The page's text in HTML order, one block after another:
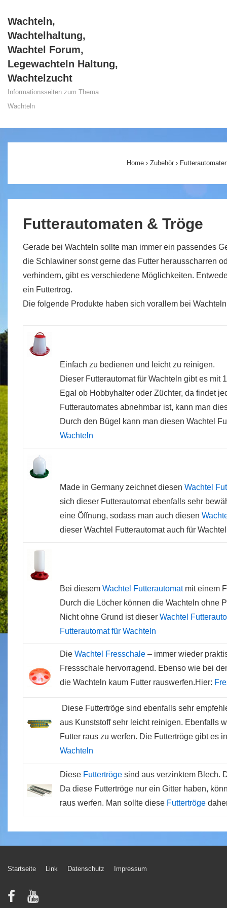
Zum
Inhalt
Wachteln,
Wachtelhaltung,
Wachtel Forum,
Legewachteln Haltung,
Wachtelzucht
Informationsseiten zum Thema
Wachteln
Home › Zubehör ›
Futterautomaten & Tröge
Gerade bei Wachteln sollte man immer ein passendes
die Schlawiner sonst gerne das Futter herausscharren
verhindern, gibt es verschiedene Möglichkeiten.
ein Futtertrog.
Die folgende Produkte haben sich vorallem bei
Einfach zu bedienen und leicht zu reinigen.
Dieser Futterautomat für Wachteln gibt es
Egal ob Hobbyhalter oder Züchter, da findet
Futterautomates abnehmbar ist, kann man
Durch den Bügel kann man diesen Wachtel
Wachteln
Made in Germany zeichnet diesen Wachtel
sich dieser Futterautomat ebenfalls sehr
eine Öffnung, sodass man auch diesen
dieser Wachtel Futterautomat auch für
Bei diesem Wachtel Futterautomatmit einem
Durch die Löcher können die Wachteln ohne
Nicht ohne Grund ist dieser Wachtel
Futterautomat für Wachteln
Die Wachtel Fresschale – immer wieder
Fressschale hervorragend. Ebenso wie bei
die Wachteln kaum Futter rauswerfen.Hier:
Diese Futtertröge sind ebenfalls sehr
aus Kunststoff sehr leicht reinigen. Ebenfalls
Futter raus zu werfen. Die Futtertröge gibt es
Wachteln
Diese Futtertröge sind aus verzinktem Blech.
Da diese Futtertröge nur ein Gitter haben,
raus werfen. Man sollte diese Futtertröge
Footer-
Menü
Startseite Link Datenschutz Impressum